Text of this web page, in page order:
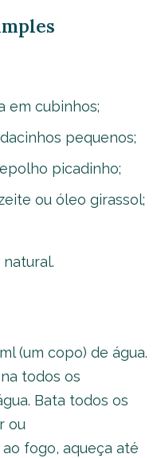
em cubinhos;
pequenos;
picadinho;
ou óleo girassol;
natural.
(um copo) de água.
todos os
Bata todos os
ou
fogo, aqueça até